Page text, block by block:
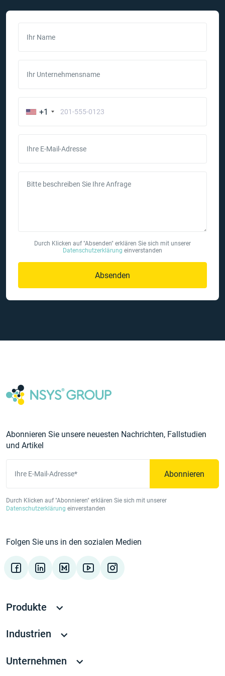
Ihr Name
Ihr Unternehmensname
+1
Ihre E-Mail-Adresse
Bitte beschreiben Sie Ihre Anfrage
Durch Klicken auf "Absenden" erklären Sie sich mit unserer
Datenschutzerklärung einverstanden
Absenden
Abonnieren Sie unsere neuesten Nachrichten, Fallstudien
und Artikel
Ihre E-Mail-Adresse* Abonnieren
Durch Klicken auf "Abonnieren" erklären Sie sich mit unserer
Datenschutzerklärung einverstanden
Folgen Sie uns in den sozialen Medien
Produkte
Industrien
Unternehmen